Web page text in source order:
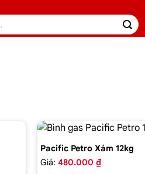
Pacific Petro Xám 12kg
Giá: 480.000 ₫